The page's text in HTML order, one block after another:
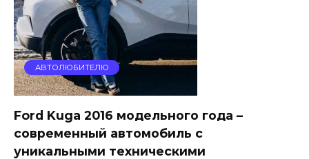
АВТОЛЮБИТЕЛЮ
Ford Kuga 2016 модельного года –
современный автомобиль с
уникальными техническими